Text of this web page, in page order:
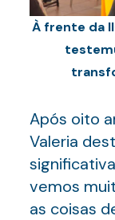
À frente da
Após oito
Valeria
vemos
as coisas